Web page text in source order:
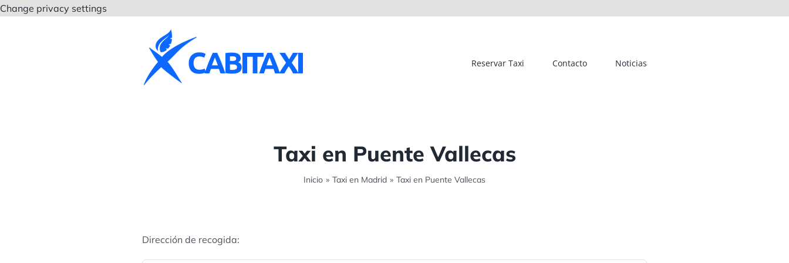
Change privacy settings
Reservar Taxi Contacto Noticias
Taxi en Puente Vallecas
Inicio » Taxi en Madrid » Taxi en Puente Vallecas
Dirección de recogida: